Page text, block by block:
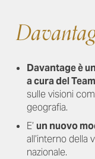
Davantageè
a cura del
sulle visioni
geografia.
E’ un nuovo
all’interno della
nazionale.